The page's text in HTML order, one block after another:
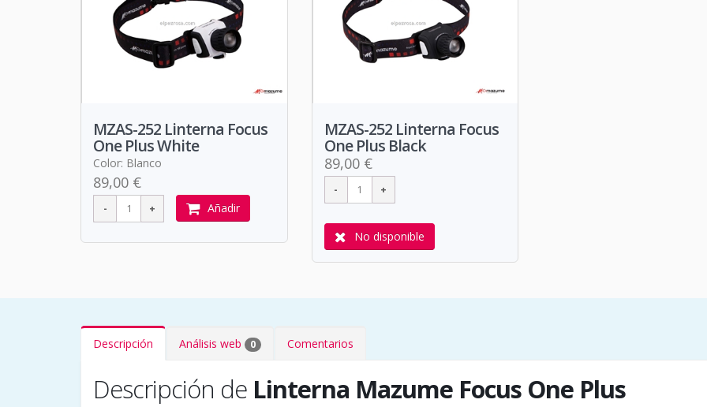
MZAS-252 Linterna Focus
One Plus White
Color: Blanco
89,00 €
Añadir
MZAS-252 Linterna Focus
One Plus Black
89,00 €
No disponible
Descripción Análisis web 0 Comentarios
Descripción de Linterna Mazume Focus One Plus